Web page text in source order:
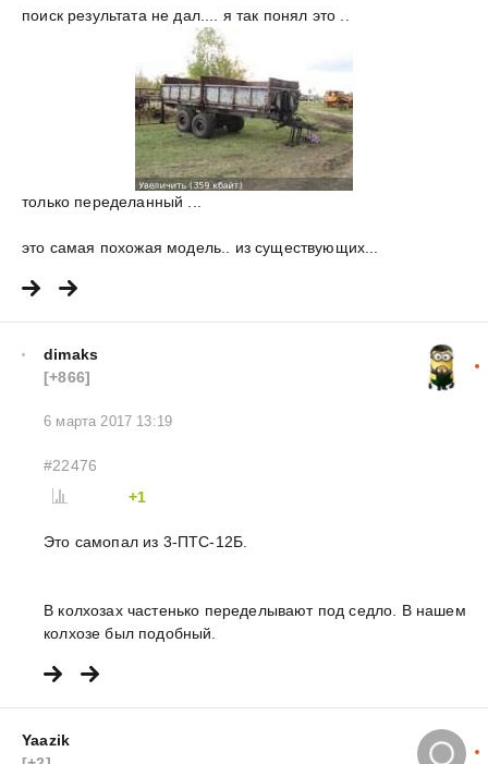
поиск результата не дал.... я так понял это ..
только переделанный ...
это самая похожая модель.. из существующих...
dimaks
[+866]
6 марта 2017 13:19
#22476
+1
Это самопал из 3-ПТС-12Б.
В колхозах частенько переделывают под седло. В нашем
колхозе был подобный.
Yaazik